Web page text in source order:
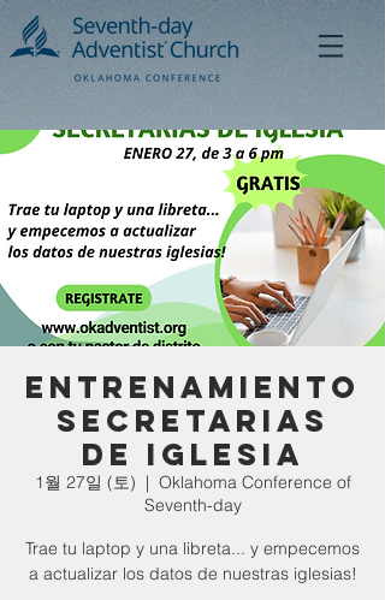
Entrenamiento
secretarias
de iglesia
1월 27일 (토)
  |
Oklahoma Conference of
Seventh-day
Trae tu laptop y una libreta... y empecemos
a actualizar los datos de nuestras iglesias!